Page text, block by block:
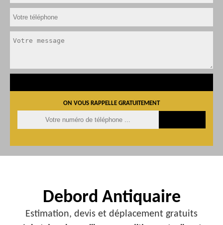
ON VOUS RAPPELLE GRATUITEMENT
Debord Antiquaire
Estimation, devis et déplacement gratuits